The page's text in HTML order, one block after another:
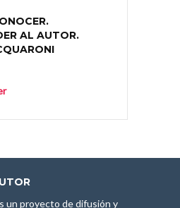
AL AUTOR.
un proyecto de difusión y